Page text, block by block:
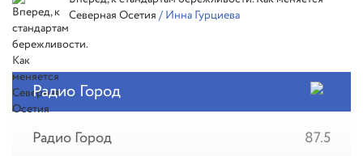
Северная Осетия / Инна Гурциева
Радио Город
Радио Город
87.5